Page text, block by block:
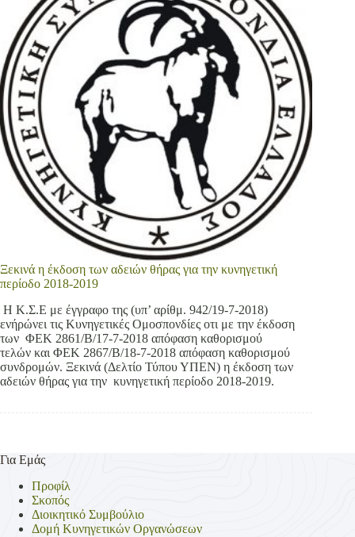
Ξεκινά η έκδοση των αδειών θήρας για την κυνηγετική
περίοδο 2018-2019
Η Κ.Σ.Ε με έγγραφο της (υπ’ αρίθμ. 942/19-7-2018)
ενήρώνει τις Κυνηγετικές Ομοσπονδίες οτι με την έκδοση
των ΦΕΚ 2861/B/17-7-2018 απόφαση καθορισμού
τελών και ΦΕΚ 2867/B/18-7-2018 απόφαση καθορισμού
συνδρομών. Ξεκινά (Δελτίο Τύπου ΥΠΕΝ) η έκδοση των
αδειών θήρας για την κυνηγετική περίοδο 2018-2019.
Για Εμάς
Προφίλ
Σκοπός
Διοικητικό Συμβούλιο
Δομή Κυνηγετικών Οργανώσεων